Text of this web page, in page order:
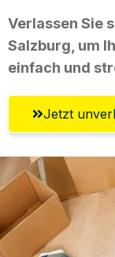
Verlassen Sie
Salzburg, um
einfach und
Jetzt